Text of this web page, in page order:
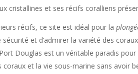
cristallines et ses récifs coralliens
récifs, ce site est idéal pour la
et d’admirer la variété des
Douglas est un véritable paradis
coraux et la vie sous-marine sans avoir